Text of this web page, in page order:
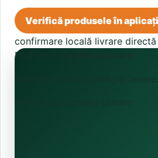
Verifică produsele în
confirmare locală livrare
ProFlorist